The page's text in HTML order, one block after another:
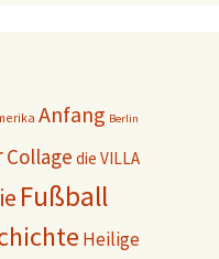
Anfang Berlin
Collage die VILLA
Fußball
Heilige